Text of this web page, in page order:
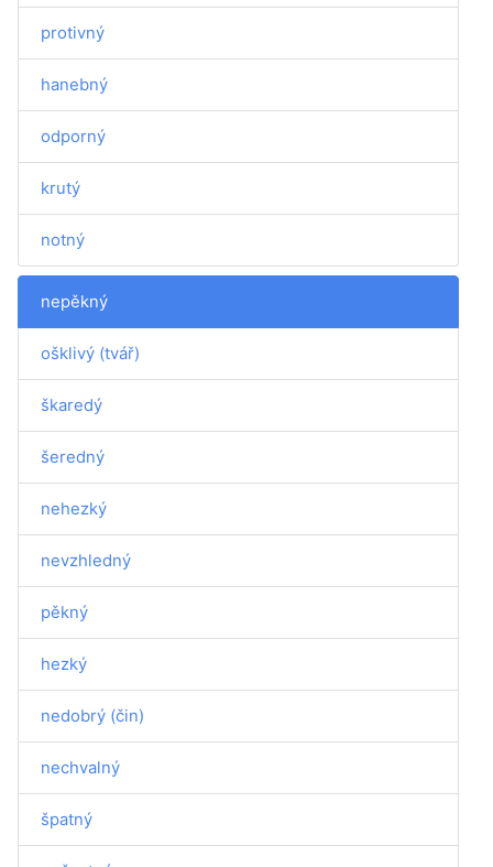
protivný
hanebný
odporný
krutý
notný
nepěkný
ošklivý (tvář)
škaredý
šeredný
nehezký
nevzhledný
pěkný
hezký
nedobrý (čin)
nechvalný
špatný